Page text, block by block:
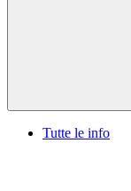
Tutte le info